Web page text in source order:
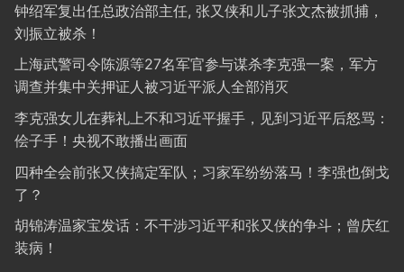
钟绍军复出任总政治部主任, 张又侠和儿子张文杰被抓捕，
刘振立被杀！
上海武警司令陈源等27名军官参与谋杀李克强一案，军方
调查并集中关押证人被习近平派人全部消灭
李克强女儿在葬礼上不和习近平握手，见到习近平后怒骂：
侩子手！央视不敢播出画面
四种全会前张又侠搞定军队；习家军纷纷落马！李强也倒戈
了？
胡锦涛温家宝发话：不干涉习近平和张又侠的争斗；曾庆红
装病！